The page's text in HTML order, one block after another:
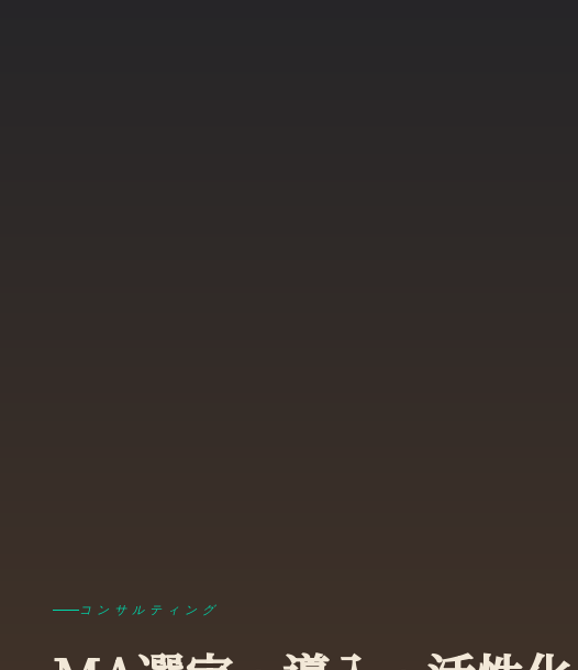
コンサルティング